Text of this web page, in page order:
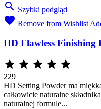
 Szybki podgląd
 Remove from Wishlist
HD Flawless Finishing
    
229
HD Setting Powder ma
całkowicie naturalne
naturalnej formule...